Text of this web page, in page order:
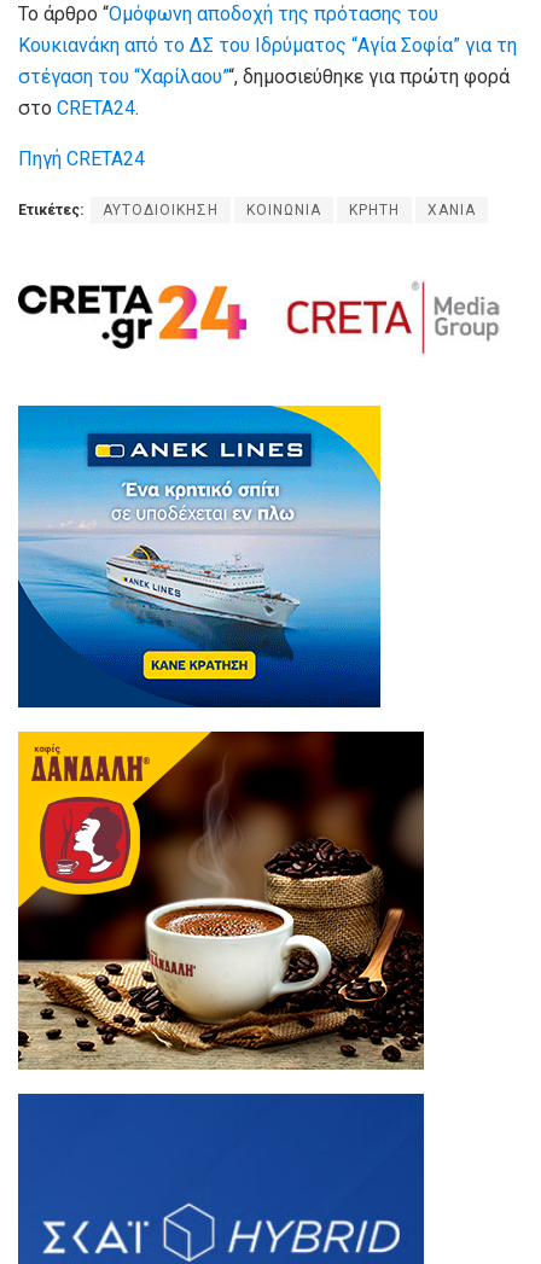
Το άρθρο “Ομόφωνη αποδοχή της πρότασης του
Κουκιανάκη από το ΔΣ του Ιδρύματος “Αγία Σοφία” για τη
στέγαση του “Χαρίλαου”“, δημοσιεύθηκε για πρώτη φορά
στο CRETA24.
Πηγή CRETA24
Ετικέτες: ΑΥΤΟΔΙΟΙΚΗΣΗ ΚΟΙΝΩΝΙΑ ΚΡΗΤΗ ΧΑΝΙΑ